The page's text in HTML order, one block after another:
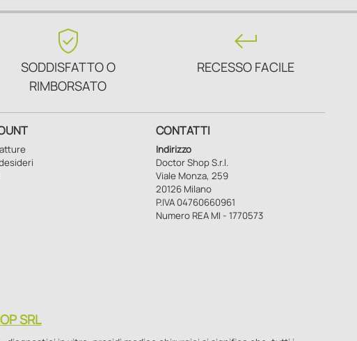
verified_user
SODDISFATTO O
RIMBORSATO
keyboard_return
RECESSO FACILE
CONTATTI
Indirizzo
Doctor Shop S.r.l.
Viale Monza, 259
20126 Milano
P.IVA 04760660961
Numero REA MI - 1770573
SRL